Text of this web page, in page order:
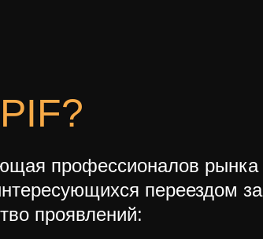
профессионалов рынка
переездом за
проявлений: